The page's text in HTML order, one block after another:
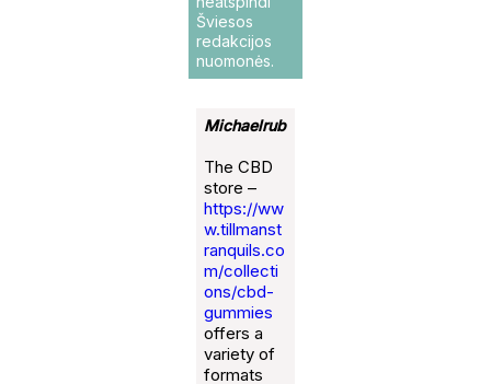
Šviesos
redakcijos
nuomonės.
Michaelrub
The CBD
store –
https://ww
w.tillmanst
ranquils.co
m/collecti
ons/cbd-
gummies
offers a
variety of
formats